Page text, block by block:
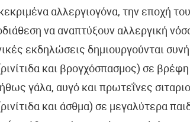
αλλεργιογόνα, την εποχή
να αναπτύξουν αλλεργική
εκδηλώσεις δημιουργούνται
και βρογχόσπασμος) σε
γάλα, αυγό και πρωτεΐνες
και άσθμα) σε μεγαλύτερα